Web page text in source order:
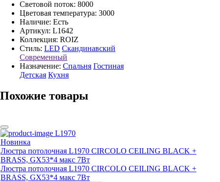
Световой поток: 8000
Цветовая температура: 3000
Наличие: Есть
Артикул: L1642
Коллекция: ROIZ
Стиль: LED Скандинавский
Cовременный
Назначение: Спальня Гостиная
Детская Кухня
Похожие товары
L1970
Новинка
Люстра потолочная L1970 CIRCOLO CEILING BLACK +
BRASS, GX53*4 макс 7Вт
Люстра потолочная L1970 CIRCOLO CEILING BLACK +
BRASS, GX53*4 макс 7Вт